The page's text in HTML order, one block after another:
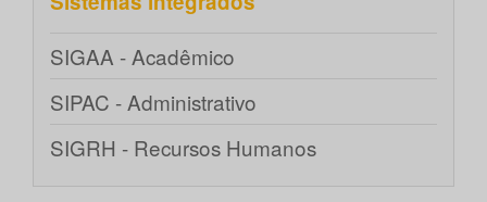
SIGAA - Acadêmico
SIPAC - Administrativo
SIGRH - Recursos Humanos